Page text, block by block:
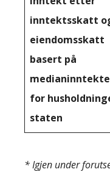
inntektsskatt
eiendomsskatt
basert på
for
staten
* Igjen under